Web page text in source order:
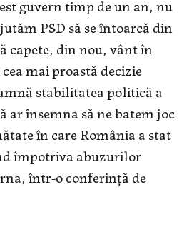
guvern timp de un an, nu
PSD să se întoarcă din
capete, din nou, vânt în
mai proastă decizie
stabilitatea politică a
ar însemna să ne batem joc
în care România a stat
împotriva abuzurilor
într-o conferinţă de